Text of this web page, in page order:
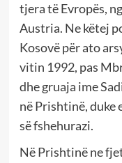
tjera të Evropës,
Austria. Ne këtej
Kosovë për ato
vitin 1992, pas
dhe gruaja ime
në Prishtinë, duke
së fshehurazi.
Në Prishtinë ne